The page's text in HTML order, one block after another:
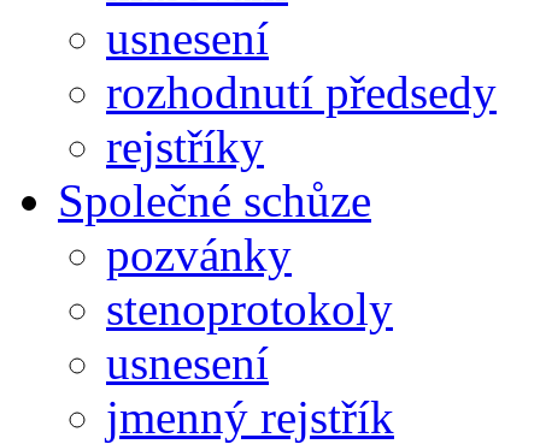
usnesení
rozhodnutí předsedy
rejstříky
Společné schůze
pozvánky
stenoprotokoly
usnesení
jmenný rejstřík